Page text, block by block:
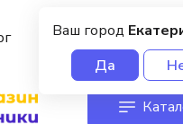
Ваш город
Да
О